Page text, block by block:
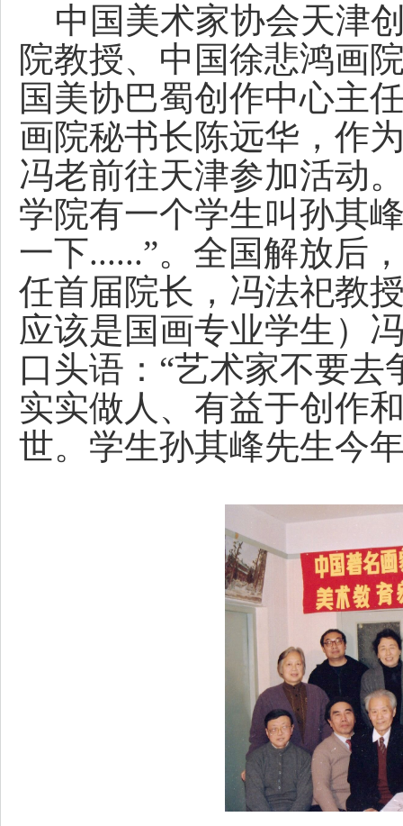
中国美术家协会天津
院教授、中国徐悲鸿画
国美协巴蜀创作中心主
画院秘书长陈远华，作
冯老前往天津参加活动
学院有一个学生叫孙其
一下......”。全国解放后
任首届院长，冯法祀教
应该是国画专业学生）
口头语：“艺术家不要
实实做人、有益于创作
世。学生孙其峰先生今